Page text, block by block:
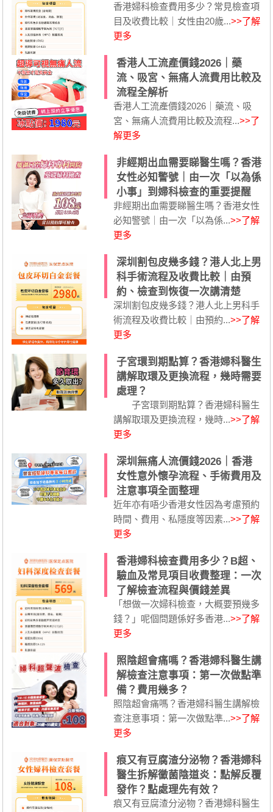
香港婦科檢查費用多少？常見檢查項
目及收費比較｜女性由20歲...>>了解
更多
香港人工流產價錢2026｜藥
流、吸宮、無痛人流費用比較及
流程全解析
香港人工流產價錢2026｜藥流、吸
宮、無痛人流費用比較及流程...>>了
解更多
非經期出血需要睇醫生嗎？香港
女性必知警號｜由一次「以為係
小事」到婦科檢查的重要提醒
非經期出血需要睇醫生嗎？香港女性
必知警號｜由一次「以為係...>>了解
更多
深圳割包皮幾多錢？港人北上男
科手術流程及收費比較｜由預
約、檢查到恢復一次講清楚
深圳割包皮幾多錢？港人北上男科手
術流程及收費比較｜由預約...>>了解
更多
子宮環到期點算？香港婦科醫生
講解取環及更換流程，幾時需要
處理？
子宮環到期點算？香港婦科醫生
講解取環及更換流程，幾時...>>了解
更多
深圳無痛人流價錢2026｜香港
女性意外懷孕流程、手術費用及
注意事項全面整理
近年亦有唔少香港女性因為考慮預約
時間、費用、私隱度等因素...>>了解
更多
香港婦科檢查費用多少？B超、
驗血及常見項目收費整理：一次
了解檢查流程與價錢差異
「想做一次婦科檢查，大概要預幾多
錢？」呢個問題係好多香港...>>了解
更多
照陰超會痛嗎？香港婦科醫生講
解檢查注意事項：第一次做點準
備？費用幾多？
照陰超會痛嗎？香港婦科醫生講解檢
查注意事項：第一次做點準...>>了解
更多
痕又有豆腐渣分泌物？香港婦科
醫生拆解黴菌陰道炎：點解反覆
發作？點處理先有效？
痕又有豆腐渣分泌物？香港婦科醫生